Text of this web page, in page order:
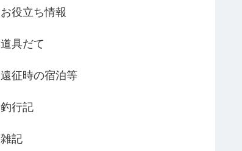
お役立ち情報
道具だて
遠征時の宿泊等
釣行記
雑記